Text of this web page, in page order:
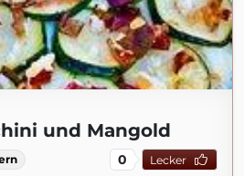
und Mangold
0 Lecker